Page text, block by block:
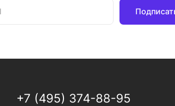
+7 (495) 374-88-95